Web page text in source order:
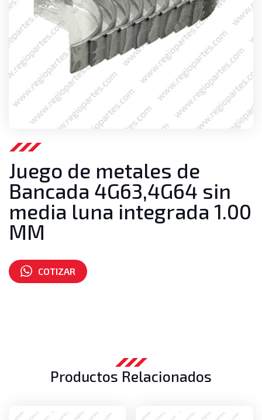
Juego de metales de
Bancada 4G63,4G64 sin
media luna integrada 1.00
MM
COTIZAR
Productos Relacionados